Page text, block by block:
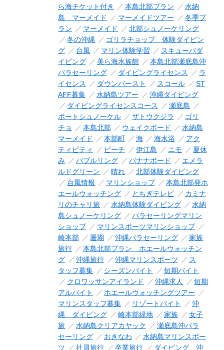
ら海チケット付き
本島北部プラン
水納
島 マーメイド
マーメイドツアー
冬季プ
ラン
マーメイド
北部シュノーケリング
冬の沖縄
ゴリラチョップ 体験ダイビン
グ
台風 マリン体験学習
スキューバダ
イビング
美ら海水族館
本島北部瀬底島沖
パラセーリング
ダイビングライセンス
ラ
イセンス
ダウンバースト スコール
ST
AFF募集
水納島ツアー
沖縄ダイビング
ダイビングライセンスコース
瀬底島
ボートシュノーケル
ザトウクジラ
ゴリ
チョ
本島北部 ウェイクボード
水納島
マーメイド
本部町 海 海水浴
アク
ティビティ
ビーチ 伊江島 ニモ
夏休
み
バブルリング バナナボード
エメラ
ルドグリーン
晴れ
北部体験ダイビング
台風情報
マリンショップ
本島北部発ホ
エールウォッチング
とちぎテレビ
カミナ
リのチャリ旅
水納島体験ダイビング
水納
島シュノーケリング
パラセーリングマリン
ショップ
マリンスポーツマリンショップ
崎本部
珊瑚 沖縄パラセーリング
家族
旅行
本島北部プラン ホエールウォッチン
グ
沖縄旅行 沖縄マリンスポーツ
ス
タッフ募集
シーズンバイト
短期バイト
クロワッサンアイランド
沖縄求人
短期
アルバイト
ホエールウォッチングツアー
マリンスタッフ募集
リゾートバイト
沖
縄 ダイビング
崎本部緑地 家族
女子
旅
水納島クリアカヤック
瀬底島沖パラ
セーリング
おきなわ
水納島マリンスポー
ツ
社員旅行 卒業旅行 ダイビング 沖